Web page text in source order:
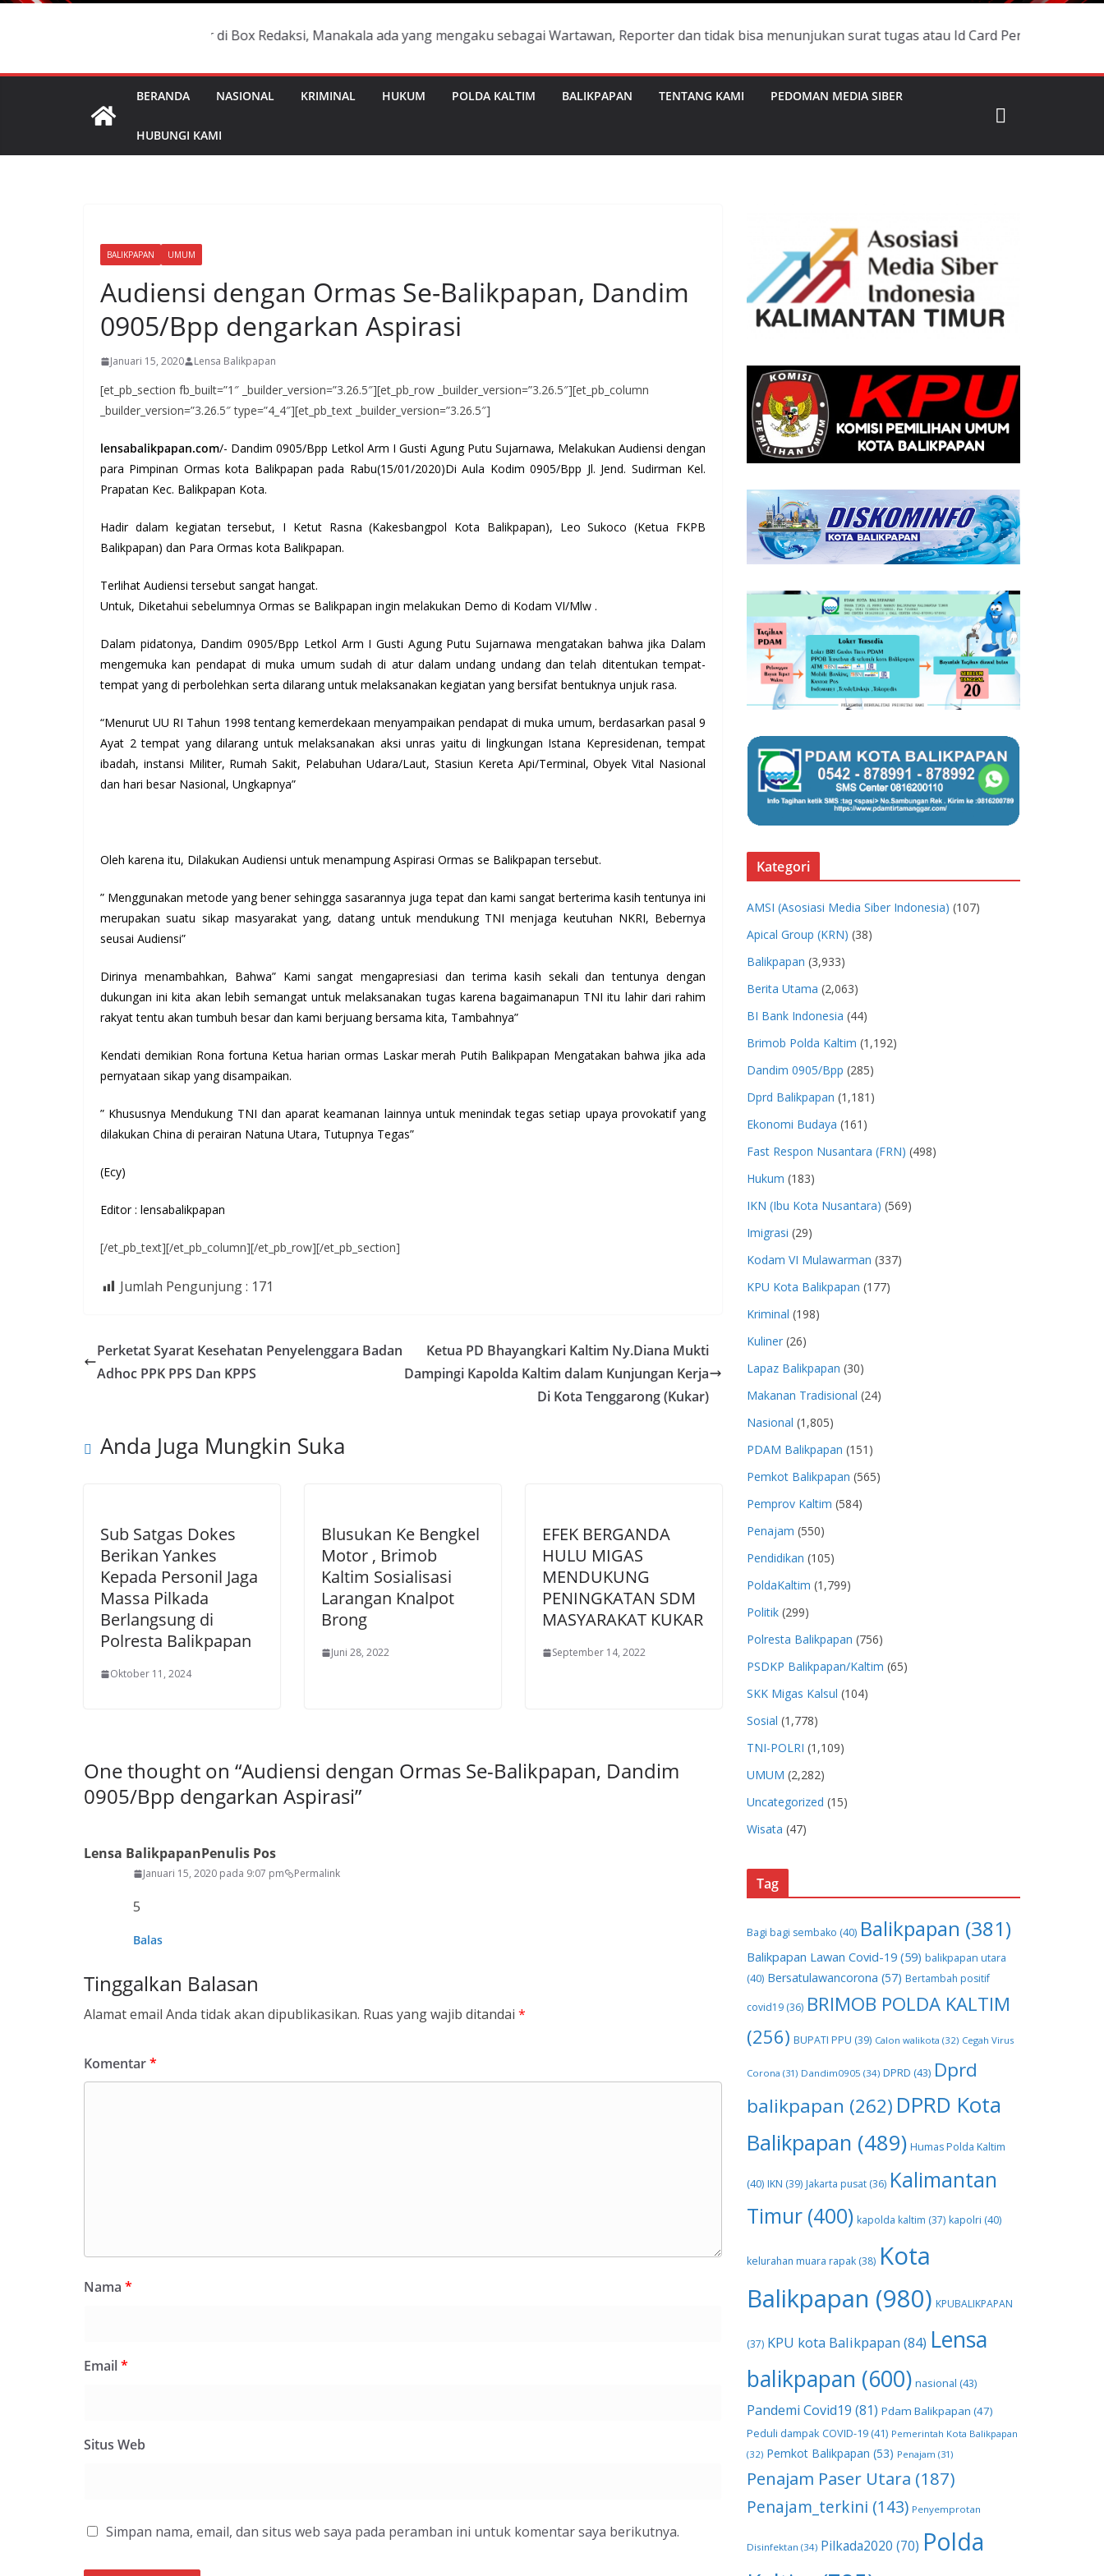
namanya terdaftar di Box Redaksi, Manakala ada yang mengaku sebagai Wartawan, Reporter dan tidak bisa menunjukan surat tugas atau Id Card Pers silahkan
BERANDA NASIONAL KRIMINAL HUKUM POLDA KALTIM BALIKPAPAN TENTANG KAMI PEDOMAN MEDIA SIBER
HUBUNGI KAMI
BALIKPAPAN UMUM
Audiensi dengan Ormas Se-Balikpapan, Dandim
0905/Bpp dengarkan Aspirasi
Januari 15, 2020 Lensa Balikpapan
[et_pb_section fb_built=”1″ _builder_version=”3.26.5″][et_pb_row _builder_version=”3.26.5″][et_pb_column
_builder_version=”3.26.5″ type=”4_4″][et_pb_text _builder_version=”3.26.5″]
lensabalikpapan.com/- Dandim 0905/Bpp Letkol Arm I Gusti Agung Putu Sujarnawa, Melakukan Audiensi dengan
para Pimpinan Ormas kota Balikpapan pada Rabu(15/01/2020)Di Aula Kodim 0905/Bpp Jl. Jend. Sudirman Kel.
Prapatan Kec. Balikpapan Kota.
Hadir dalam kegiatan tersebut, I Ketut Rasna (Kakesbangpol Kota Balikpapan), Leo Sukoco (Ketua FKPB
Balikpapan) dan Para Ormas kota Balikpapan.
Terlihat Audiensi tersebut sangat hangat.
Untuk, Diketahui sebelumnya Ormas se Balikpapan ingin melakukan Demo di Kodam VI/Mlw .
Dalam pidatonya, Dandim 0905/Bpp Letkol Arm I Gusti Agung Putu Sujarnawa mengatakan bahwa jika Dalam
mengemuka kan pendapat di muka umum sudah di atur dalam undang undang dan telah ditentukan tempat-
tempat yang di perbolehkan serta dilarang untuk melaksanakan kegiatan yang bersifat bentuknya unjuk rasa.
“Menurut UU RI Tahun 1998 tentang kemerdekaan menyampaikan pendapat di muka umum, berdasarkan pasal 9
Ayat 2 tempat yang dilarang untuk melaksanakan aksi unras yaitu di lingkungan Istana Kepresidenan, tempat
ibadah, instansi Militer, Rumah Sakit, Pelabuhan Udara/Laut, Stasiun Kereta Api/Terminal, Obyek Vital Nasional
dan hari besar Nasional, Ungkapnya”
Oleh karena itu, Dilakukan Audiensi untuk menampung Aspirasi Ormas se Balikpapan tersebut.
” Menggunakan metode yang bener sehingga sasarannya juga tepat dan kami sangat berterima kasih tentunya ini
merupakan suatu sikap masyarakat yang, datang untuk mendukung TNI menjaga keutuhan NKRI, Bebernya
seusai Audiensi”
Dirinya menambahkan, Bahwa” Kami sangat mengapresiasi dan terima kasih sekali dan tentunya dengan
dukungan ini kita akan lebih semangat untuk melaksanakan tugas karena bagaimanapun TNI itu lahir dari rahim
rakyat tentu akan tumbuh besar dan kami berjuang bersama kita, Tambahnya”
Kendati demikian Rona fortuna Ketua harian ormas Laskar merah Putih Balikpapan Mengatakan bahwa jika ada
pernyataan sikap yang disampaikan.
” Khususnya Mendukung TNI dan aparat keamanan lainnya untuk menindak tegas setiap upaya provokatif yang
dilakukan China di perairan Natuna Utara, Tutupnya Tegas”
(Ecy)
Editor : lensabalikpapan
[/et_pb_text][/et_pb_column][/et_pb_row][/et_pb_section]
Jumlah Pengunjung : 171
Perketat Syarat Kesehatan Penyelenggara Badan
Adhoc PPK PPS Dan KPPS
Ketua PD Bhayangkari Kaltim Ny.Diana Mukti
Dampingi Kapolda Kaltim dalam Kunjungan Kerja
Di Kota Tenggarong (Kukar)
Anda Juga Mungkin Suka
Sub Satgas Dokes
Berikan Yankes
Kepada Personil Jaga
Massa Pilkada
Berlangsung di
Polresta Balikpapan
Oktober 11, 2024
Blusukan Ke Bengkel
Motor , Brimob
Kaltim Sosialisasi
Larangan Knalpot
Brong
Juni 28, 2022
EFEK BERGANDA
HULU MIGAS
MENDUKUNG
PENINGKATAN SDM
MASYARAKAT KUKAR
September 14, 2022
One thought on “Audiensi dengan Ormas Se-Balikpapan, Dandim
0905/Bpp dengarkan Aspirasi”
Lensa BalikpapanPenulis Pos
Januari 15, 2020 pada 9:07 pm Permalink
5
Balas
Tinggalkan Balasan
Alamat email Anda tidak akan dipublikasikan. Ruas yang wajib ditandai *
Komentar*
Nama *
Email*
Situs Web
Simpan nama, email, dan situs web saya pada peramban ini untuk komentar saya berikutnya.
Kategori
AMSI (Asosiasi Media Siber Indonesia) (107)
Apical Group (KRN) (38)
Balikpapan (3,933)
Berita Utama (2,063)
BI Bank Indonesia (44)
Brimob Polda Kaltim (1,192)
Dandim 0905/Bpp (285)
Dprd Balikpapan (1,181)
Ekonomi Budaya (161)
Fast Respon Nusantara (FRN) (498)
Hukum (183)
IKN (Ibu Kota Nusantara) (569)
Imigrasi (29)
Kodam VI Mulawarman (337)
KPU Kota Balikpapan (177)
Kriminal (198)
Kuliner (26)
Lapaz Balikpapan (30)
Makanan Tradisional (24)
Nasional (1,805)
PDAM Balikpapan (151)
Pemkot Balikpapan (565)
Pemprov Kaltim (584)
Penajam (550)
Pendidikan (105)
PoldaKaltim (1,799)
Politik (299)
Polresta Balikpapan (756)
PSDKP Balikpapan/Kaltim (65)
SKK Migas Kalsul (104)
Sosial (1,778)
TNI-POLRI (1,109)
UMUM (2,282)
Uncategorized (15)
Wisata (47)
Tag
Bagi bagi sembako (40) Balikpapan (381)
Balikpapan Lawan Covid-19 (59) balikpapan utara
(40) Bersatulawancorona (57) Bertambah positif
covid19 (36) BRIMOB POLDA KALTIM
(256) BUPATI PPU (39) Calon walikota (32) Cegah Virus
Corona (31) Dandim0905 (34) DPRD (43) Dprd
balikpapan (262) DPRD Kota
Balikpapan (489) Humas Polda Kaltim
(40) IKN (39) Jakarta pusat (36) Kalimantan
Timur (400) kapolda kaltim (37) kapolri (40)
kelurahan muara rapak (38) Kota
Balikpapan (980) KPUBALIKPAPAN
(37) KPU kota Balikpapan (84) Lensa
balikpapan (600) nasional (43)
Pandemi Covid19 (81) Pdam Balikpapan (47)
Peduli dampak COVID-19 (41) Pemerintah Kota Balikpapan
(32) Pemkot Balikpapan (53) Penajam (31)
Penajam Paser Utara (187)
Penajam_terkini (143) Penyemprotan
Disinfektan (34) Pilkada2020 (70) Polda